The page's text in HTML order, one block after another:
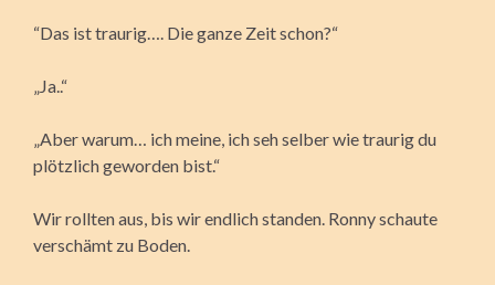
“Das ist traurig…. Die ganze Zeit schon?“
„Ja..“
„Aber warum… ich meine, ich seh selber wie traurig du
plötzlich geworden bist.“
Wir rollten aus, bis wir endlich standen. Ronny schaute
verschämt zu Boden.